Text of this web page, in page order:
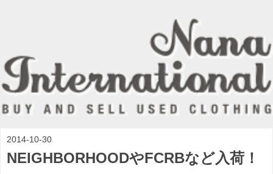
2014-10-30
NEIGHBORHOODやFCRBなど入荷！